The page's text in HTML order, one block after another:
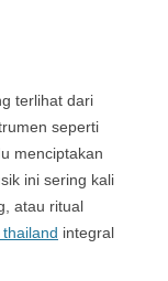
terlihat dari
seperti
menciptakan
ini sering kali
atau ritual
integral